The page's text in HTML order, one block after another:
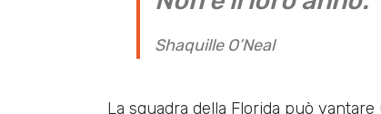
Shaquille O’Neal
La squadra della Florida può